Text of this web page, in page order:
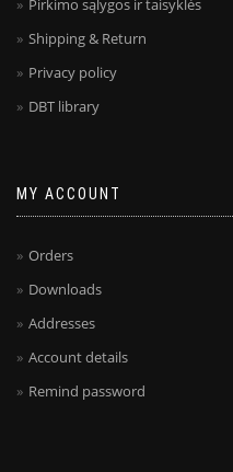
Pirkimo sąlygos ir taisyklės
Shipping & Return
Privacy policy
DBT library
MY ACCOUNT
Orders
Downloads
Addresses
Account details
Remind password